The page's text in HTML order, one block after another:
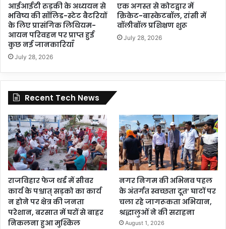
आईआईटी रुड़की के अध्ययन से
भविष्य की सॉलिड-स्टेट बैटरियों
के लिए प्रासंगिक लिथियम-
आयन परिवहन पर प्राप्त हुई
कुछ नई जानकारियाँ
July 28, 2026
एक अगस्त से कोटद्वार में
क्रिकेट-बास्केटबॉल, रांसी में
वॉलीबॉल प्रशिक्षण शुरू
July 28, 2026
Recent Tech News
राजविहार फेज थर्ड में सीवर
कार्य के पश्चात् सड़को का कार्य
न होने पर क्षेत्र की जनता
परेशान, बरसात में घरों से बाहर
निकलना हुआ मुश्किल
नगर निगम की अभिनव पहल
के अंतर्गत स्वच्छता दूत’ घाटों पर
चला रहे जागरूकता अभियान,
श्रद्धालुओं ने की सराहना
August 1, 2026